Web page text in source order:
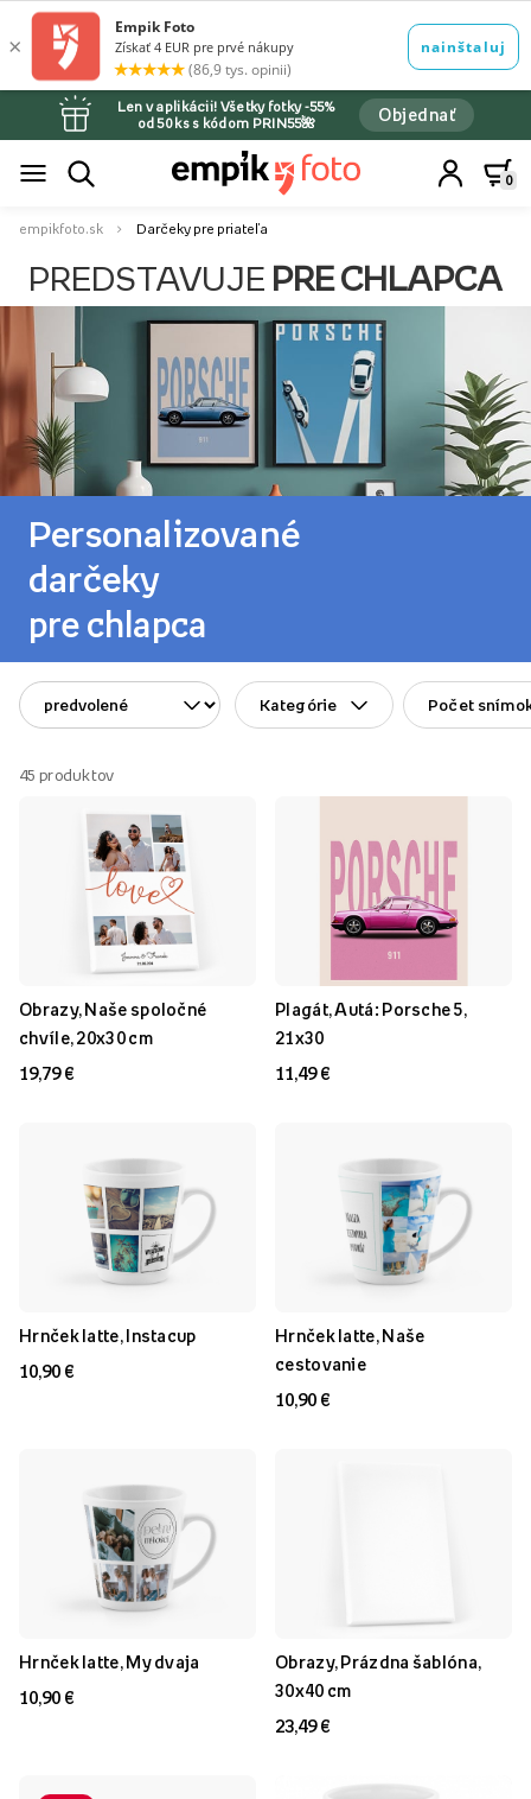
Len v aplikácii! Všetky fotky -55%
od 50 ks s kódom PRIN55🌺
Objednať
0
empikfoto.sk Darčeky pre priateľa
PREDSTAVUJE PRE CHLAPCA
Personalizované
darčeky
pre chlapca
Kategórie Počet
45 produktov
Obrazy, Naše spoločné
chvíle, 20x30 cm
19,79 €
Plagát, Autá: Porsche 5,
21x30
11,49 €
Hrnček latte, Instacup
10,90 €
Hrnček latte, Naše
cestovanie
10,90 €
Hrnček latte, My dvaja
10,90 €
Obrazy, Prázdna šablóna,
30x40 cm
23,49 €